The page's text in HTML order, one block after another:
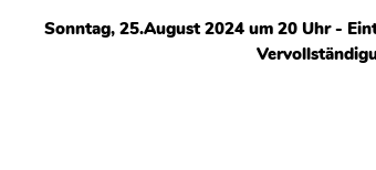
Sonntag, 25.August 2024 um 20 Uhr -